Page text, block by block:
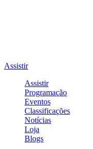
Assistir
Assistir
Programação
Eventos
Classificações
Notícias
Loja
Blogs